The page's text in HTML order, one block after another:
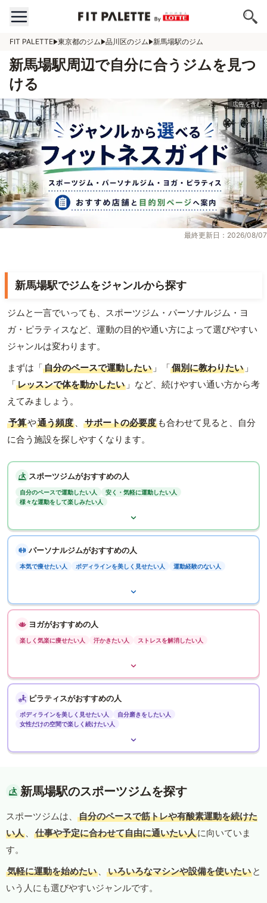
FIT PALETTE 東京都のジム 品川区のジム 新馬場駅のジム
新馬場駅周辺で自分に合うジムを見つ
ける
最終更新日：2026/08/07
新馬場駅でジムをジャンルから探す
ジムと一言でいっても、スポーツジム・パーソナルジム・ヨ
ガ・ピラティスなど、運動の目的や通い方によって選びやすい
ジャンルは変わります。
まずは「自分のペースで運動したい 」「個別に教わりたい 」
「レッスンで体を動かしたい 」など、続けやすい通い方から考
えてみましょう。
予算や通う頻度 、 サポートの必要度 も合わせて見ると、自分
に合う施設を探しやすくなります。
スポーツジムがおすすめの人
自分のペースで運動したい人
安く・気軽に運動したい人
様々な運動をして楽しみたい人
パーソナルジムがおすすめの人
本気で痩せたい人 ボディラインを美しく見せたい人 運動経験のない人
ヨガがおすすめの人
楽しく気楽に痩せたい人 汗かきたい人 ストレスを解消したい人
ピラティスがおすすめの人
ボディラインを美しく見せたい人
自分磨きをしたい人
女性だけの空間で楽しく続けたい人
新馬場駅のスポーツジムを探す
スポーツジムは、
自分のペースで筋トレや有酸素運動を続けた
い人 、 仕事や予定に合わせて自由に通いたい人に向いていま
す。
気軽に運動を始めたい 、 いろいろなマシンや設備を使いたい と
いう人にも選びやすいジャンルです。